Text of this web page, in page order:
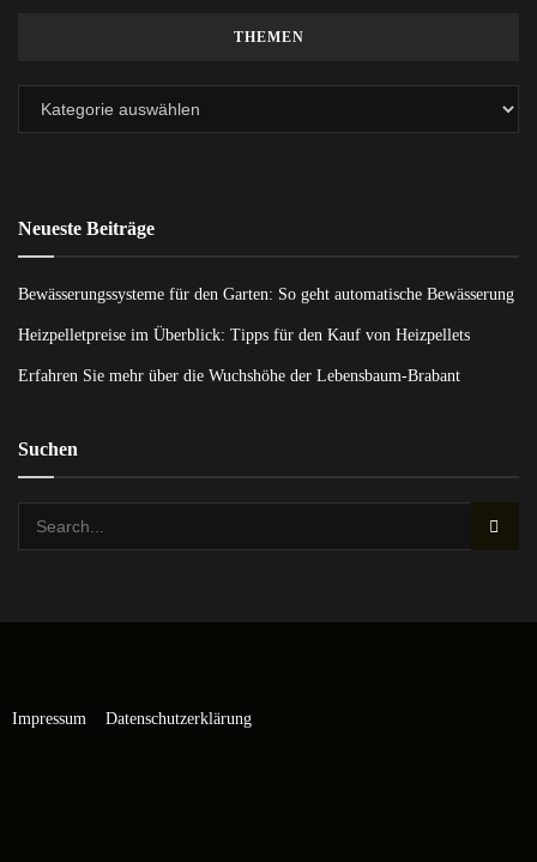
THEMEN
Neueste Beiträge
Bewässerungssysteme für den Garten: So geht automatische Bewässerung
Heizpelletpreise im Überblick: Tipps für den Kauf von Heizpellets
Erfahren Sie mehr über die Wuchshöhe der Lebensbaum-Brabant
Suchen
Impressum Datenschutzerklärung